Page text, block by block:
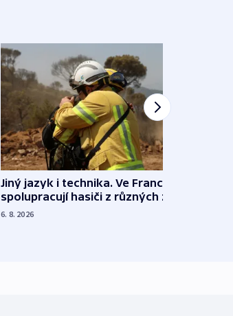
Jiný jazyk i technika. Ve Francii
spolupracují hasiči z různých zemí
6. 8. 2026